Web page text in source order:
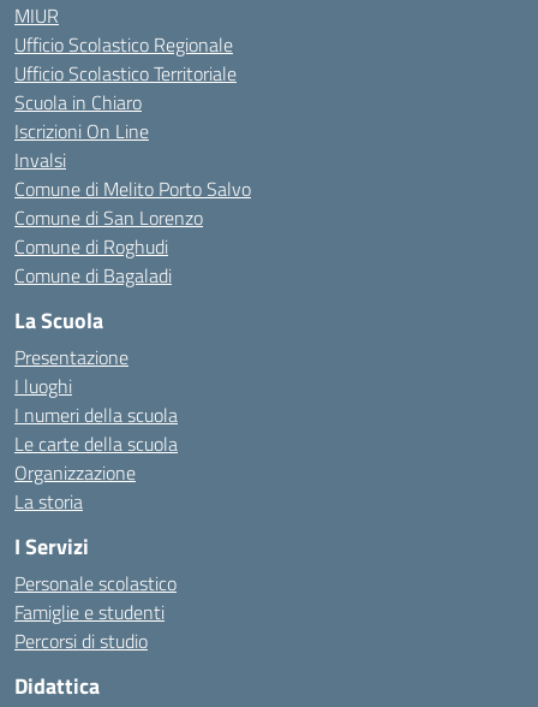
MIUR
Ufficio Scolastico Regionale
Ufficio Scolastico Territoriale
Scuola in Chiaro
Iscrizioni On Line
Invalsi
Comune di Melito Porto Salvo
Comune di San Lorenzo
Comune di Roghudi
Comune di Bagaladi
La Scuola
Presentazione
I luoghi
I numeri della scuola
Le carte della scuola
Organizzazione
La storia
I Servizi
Personale scolastico
Famiglie e studenti
Percorsi di studio
Didattica